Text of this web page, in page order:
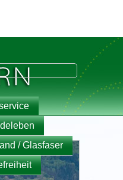
/ Glasfaser